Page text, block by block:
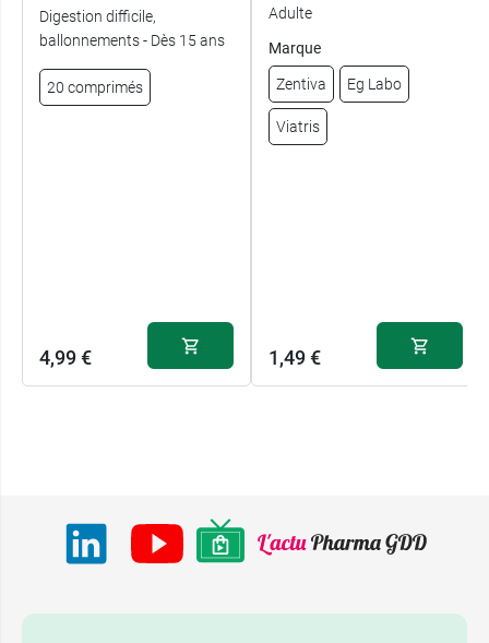
Digestion difficile,
ballonnements - Dès 15 ans
20 comprimés
4,99 €
Adulte
Marque
Zentiva Eg Labo
Viatris
1,49 €